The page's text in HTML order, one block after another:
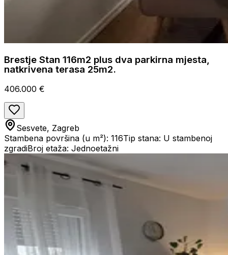
Brestje Stan 116m2 plus dva parkirna mjesta,
natkrivena terasa 25m2.
406.000 €
Sesvete, Zagreb
Stambena površina (u m²): 116Tip stana: U stambenoj
zgradiBroj etaža: Jednoetažni